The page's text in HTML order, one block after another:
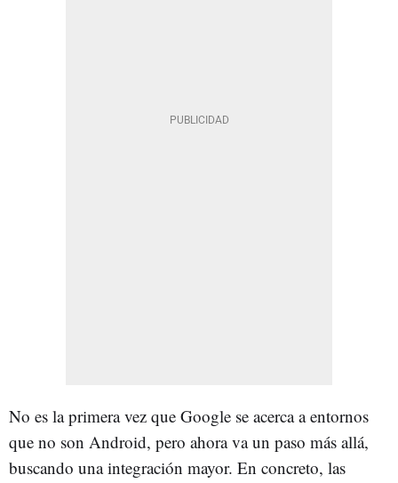
No es la primera vez que Google se acerca a entornos
que no son Android, pero ahora va un paso más allá,
buscando una integración mayor. En concreto, las